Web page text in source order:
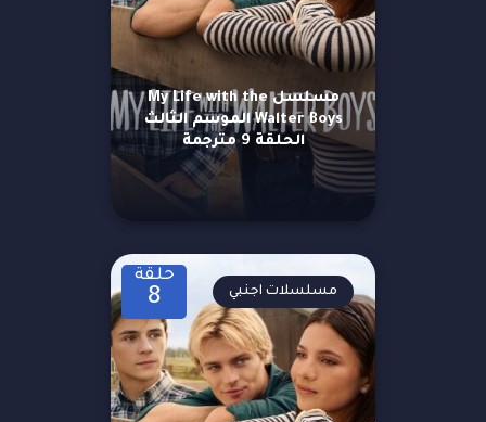
مسلسل My Life with the
Walter Boys الموسم الثالث
الحلقة 9 مترجمة
حلقة
8 مسلسلات اجنبي